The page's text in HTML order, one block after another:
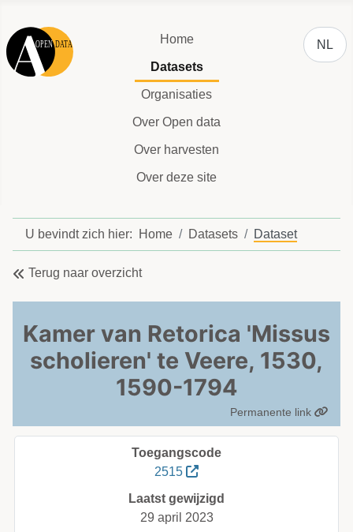
Home
Datasets
Organisaties
Over Open data
Over harvesten
Over deze site
NL
U bevindt zich hier: Home Datasets Dataset
Terug naar overzicht
Kamer van Retorica 'Missus
scholieren' te Veere, 1530,
1590-1794
Permanente link
Toegangscode
2515
Laatst gewijzigd
29 april 2023